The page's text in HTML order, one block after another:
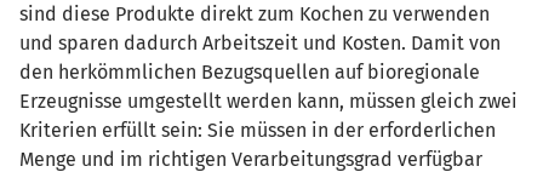
sind diese Produkte direkt zum Kochen zu verwenden
und sparen dadurch Arbeitszeit und Kosten. Damit von
den herkömmlichen Bezugsquellen auf bioregionale
Erzeugnisse umgestellt werden kann, müssen gleich zwei
Kriterien erfüllt sein: Sie müssen in der erforderlichen
Menge und im richtigen Verarbeitungsgrad verfügbar